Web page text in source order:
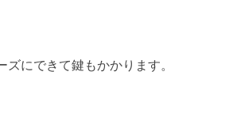
ズにできて鍵もかかります。